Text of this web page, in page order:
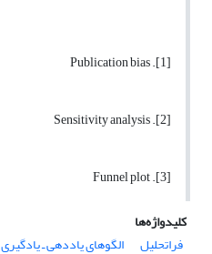
[1]. Publication bias
[2]. Sensitivity analysis
[3]. Funnel plot
کلیدواژه‌ها
فراتحلیل
الگوهای یاددهی ـ یادگیری